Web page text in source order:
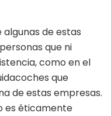
de estas
que ni
como en el
que
de estas empresas.
es éticamente